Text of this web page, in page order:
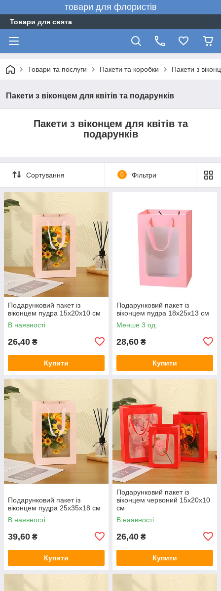
товари для флористів
Товари для свята
Товари та послуги Пакети та коробки Пакети з
Пакети з віконцем для квітів та подарунків
Пакети з віконцем для квітів та
подарунків
Сортування 0 Фільтри
Подарунковий пакет із
віконцем пудра 15х20х10 см
В наявності
26,40 ₴
Купити
Подарунковий пакет із
віконцем пудра 18х25х13 см
Менше 3 од.
28,60 ₴
Купити
Подарунковий пакет із
віконцем пудра 25х35х18 см
В наявності
39,60 ₴
Купити
Подарунковий пакет із
віконцем червоний 15х20х10
см
В наявності
26,40 ₴
Купити